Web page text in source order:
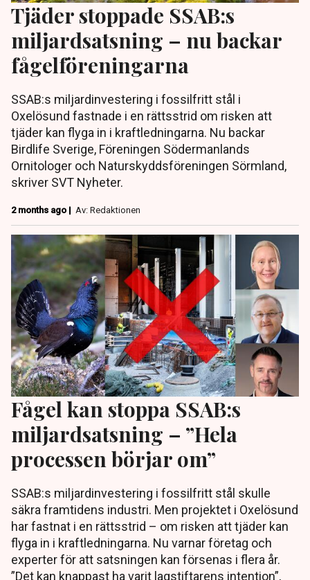
Tjäder stoppade SSAB:s
miljardsatsning – nu backar
fågelföreningarna
SSAB:s miljardinvestering i fossilfritt stål i
Oxelösund fastnade i en rättsstrid om risken att
tjäder kan flyga in i kraftledningarna. Nu backar
Birdlife Sverige, Föreningen Södermanlands
Ornitologer och Naturskyddsföreningen Sörmland,
skriver SVT Nyheter.
2 months ago | Av: Redaktionen
Fågel kan stoppa SSAB:s
miljardsatsning – ”Hela
processen börjar om”
SSAB:s miljardinvestering i fossilfritt stål skulle
säkra framtidens industri. Men projektet i Oxelösund
har fastnat i en rättsstrid – om risken att tjäder kan
flyga in i kraftledningarna. Nu varnar företag och
experter för att satsningen kan försenas i flera år.
”Det kan knappast ha varit lagstiftarens intention”,